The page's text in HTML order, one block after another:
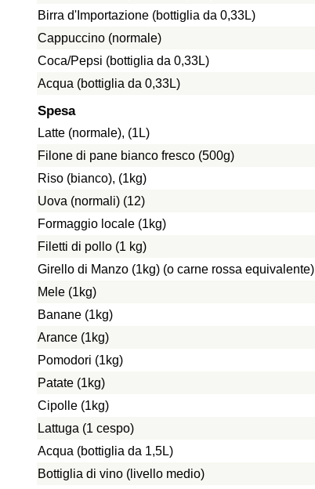
Birra d'Importazione (bottiglia da 0,33L)
Cappuccino (normale)
Coca/Pepsi (bottiglia da 0,33L)
Acqua (bottiglia da 0,33L)
Spesa
Latte (normale), (1L)
Filone di pane bianco fresco (500g)
Riso (bianco), (1kg)
Uova (normali) (12)
Formaggio locale (1kg)
Filetti di pollo (1 kg)
Girello di Manzo (1kg) (o carne rossa equivalente)
Mele (1kg)
Banane (1kg)
Arance (1kg)
Pomodori (1kg)
Patate (1kg)
Cipolle (1kg)
Lattuga (1 cespo)
Acqua (bottiglia da 1,5L)
Bottiglia di vino (livello medio)